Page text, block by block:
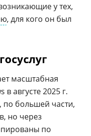
у тех,
, для кого он был
масштабная
в августе 2025 г.
по большей части,
но через
по